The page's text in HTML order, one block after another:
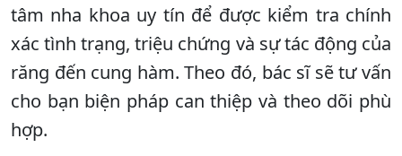
tâm nha khoa uy tín để được kiểm tra chính
xác tình trạng, triệu chứng và sự tác động của
răng đến cung hàm. Theo đó, bác sĩ sẽ tư vấn
cho bạn biện pháp can thiệp và theo dõi phù
hợp.